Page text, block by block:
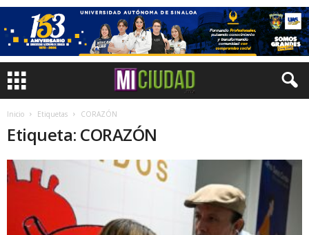
Inicio Etiquetas CORAZÓN
Etiqueta: CORAZÓN